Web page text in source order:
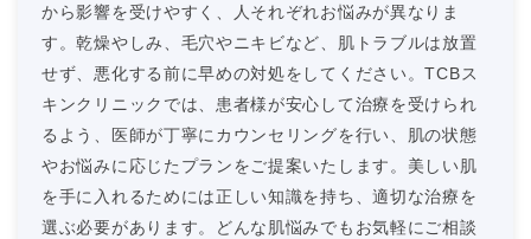
から影響を受けやすく、人それぞれお悩みが異なりま
す。乾燥やしみ、毛穴やニキビなど、肌トラブルは放置
せず、悪化する前に早めの対処をしてください。TCBス
キンクリニックでは、患者様が安心して治療を受けられ
るよう、医師が丁寧にカウンセリングを行い、肌の状態
やお悩みに応じたプランをご提案いたします。美しい肌
を手に入れるためには正しい知識を持ち、適切な治療を
選ぶ必要があります。どんな肌悩みでもお気軽にご相談